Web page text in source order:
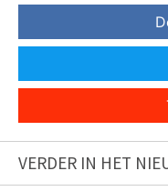
VERDER IN HET